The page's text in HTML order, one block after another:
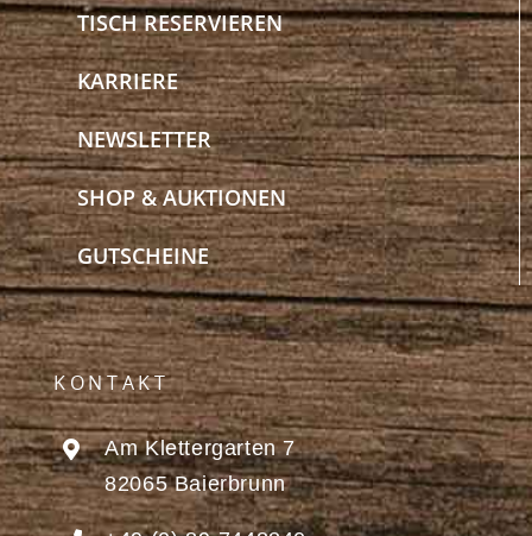
TISCH RESERVIEREN
KARRIERE
NEWSLETTER
SHOP & AUKTIONEN
GUTSCHEINE
KONTAKT
Am Klettergarten 7
82065 Baierbrunn